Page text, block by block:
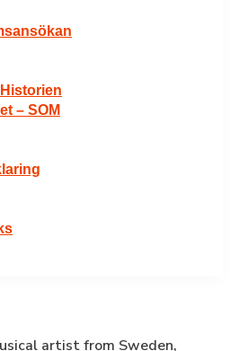
– SOM
artist from Sweden,